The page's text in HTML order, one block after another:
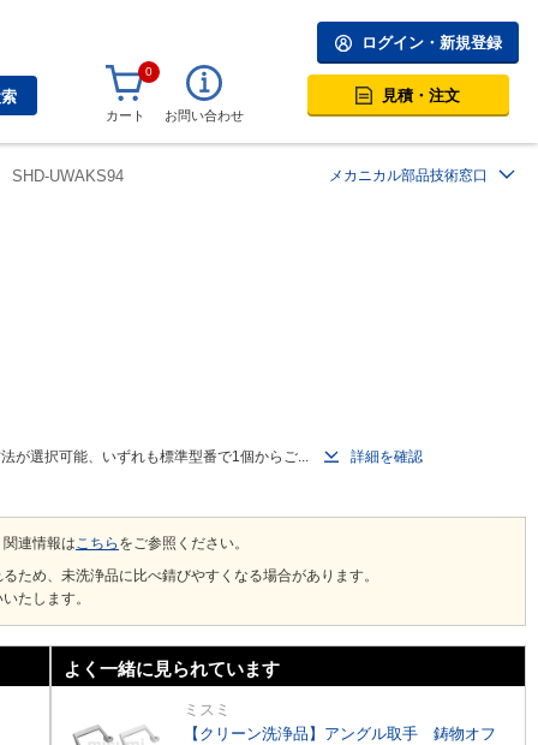
ログイン・新規登録
0
カート お問い合わせ
見積・注文
SHD-UWAKS94 メカニカル部品技術窓口
が選択可能、いずれも標準型番で1個からご... 詳細を確認
連情報はこちら をご参照ください。
ため、未洗浄品に比べ錆びやすくなる場合があります。
たします。
よく一緒に見られています
ミスミ
【クリーン洗浄品】アングル取手 鋳物オフ